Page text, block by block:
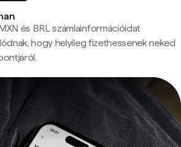
és BRL számlainformációidat
hogy helyileg fizethessenek neked